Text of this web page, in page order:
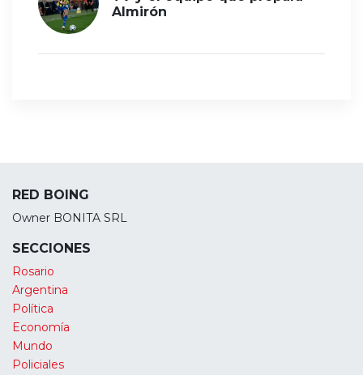
Almirón
RED BOING
Owner BONITA SRL
SECCIONES
Rosario
Argentina
Política
Economía
Mundo
Policiales